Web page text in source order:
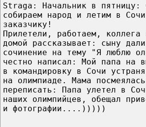
Straga: Начальник в пятницу:
собираем народ и летим в
заказчику!
Прилетели, работаем, коллега
домой рассказывает: сыну
сочинение на тему "Я люблю
честно написал: Мой папа на
в командировку в Сочи
на олимпиаде. Мама
переписать: Папа улетел в
наших олимпийцев, обещал
и фотографии....)))))